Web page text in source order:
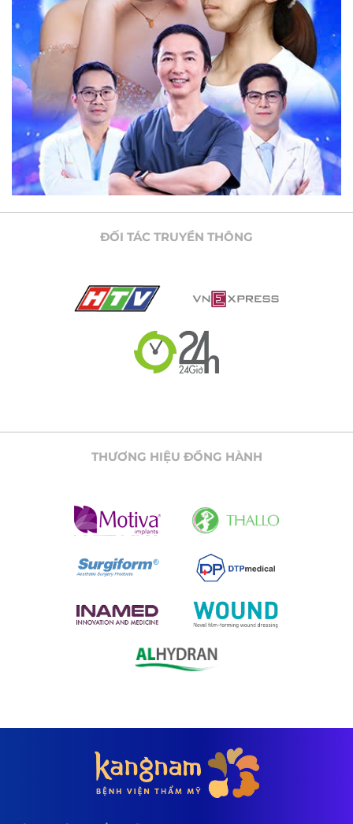
ĐỐI TÁC TRUYỀN THÔNG
THƯƠNG HIỆU ĐỒNG HÀNH